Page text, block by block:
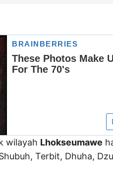
wilayah Lhokseumawe
Terbit, Dhuha,